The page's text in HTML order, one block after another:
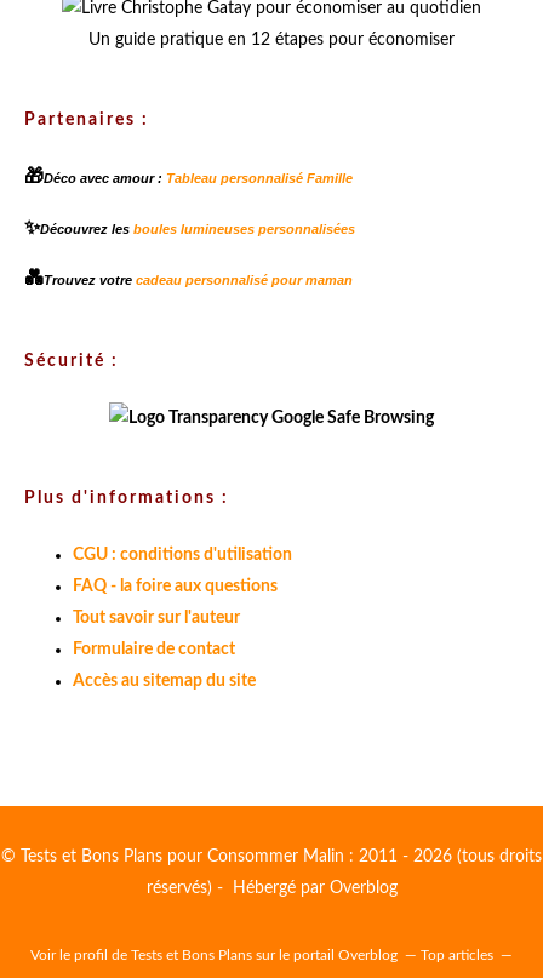
Un guide pratique en 12 étapes pour économiser
Partenaires :
🎁Déco avec amour : Tableau personnalisé Famille
✨Découvrez les boules lumineuses personnalisées
💑Trouvez votre cadeau personnalisé pour maman
Sécurité :
Plus d'informations :
CGU : conditions d'utilisation
FAQ - la foire aux questions
Tout savoir sur l'auteur
Formulaire de contact
Accès au sitemap du site
© Tests et Bons Plans pour Consommer Malin : 2011 - 2026 (tous droits
réservés) - Hébergé par Overblog
Voir le profil de Tests et Bons Plans sur le portail Overblog Top articles